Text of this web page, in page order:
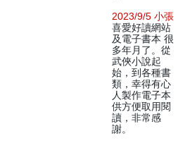
2023/9/5 小張
喜愛好讀網站
及電子書本 很
多年月了。從
武俠小說起
始，到各種書
類，幸得有心
人製作電子本
供方便取用閱
讀，非常感
謝。